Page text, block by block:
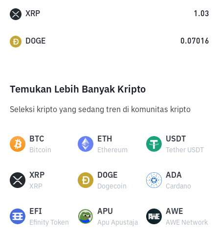
XRP 1.03
DOGE 0.07016
Temukan Lebih Banyak Kripto
Seleksi kripto yang sedang tren di komunitas kripto
BTC
Bitcoin
ETH
Ethereum
USDT
Tether USDT
XRP
XRP
DOGE
Dogecoin
ADA
Cardano
EFI
Efinity Token
APU
Apu Apustaja
AWE
AWE Network